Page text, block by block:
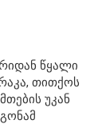
წყალი
თითქოს
უკან